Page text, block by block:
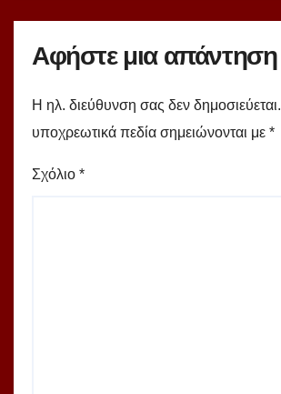
Αφήστε μια απάντηση
Η ηλ. διεύθυνση σας δεν δημοσιεύεται.
υποχρεωτικά πεδία σημειώνονται με *
Σχόλιο *